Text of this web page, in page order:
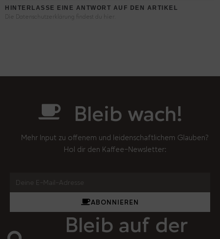
HINTERLASSE EINE ANTWORT AUF DEN ARTIKEL
Die Datenschutzerklärung findest du hier.
Bleib wach!
Mehr Input zu offenem und leidenschaftlichem Glauben?
Hol dir den Kaffee-Newsletter:
ABONNIEREN
Bleib auf der